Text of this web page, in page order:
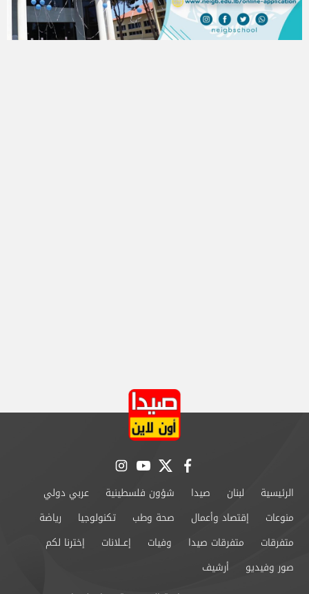
facebook
twitter
youtube
instagram
الرئيسية لبنان صيدا شؤون فلسطينية
عربي دولي
منوعات
إقتصاد وأعمال صحة وطب تكنولوجيا
رياضة
متفرقات
متفرقات صيدا وفيات إعــلانات
إخترنا لكم
صور وفيديو
أرشيف